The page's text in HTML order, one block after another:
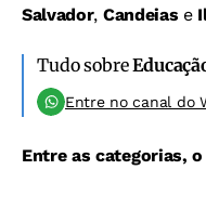
Salvador, Candeias e
Tudo sobre
Entre no canal do
Entre as categorias,